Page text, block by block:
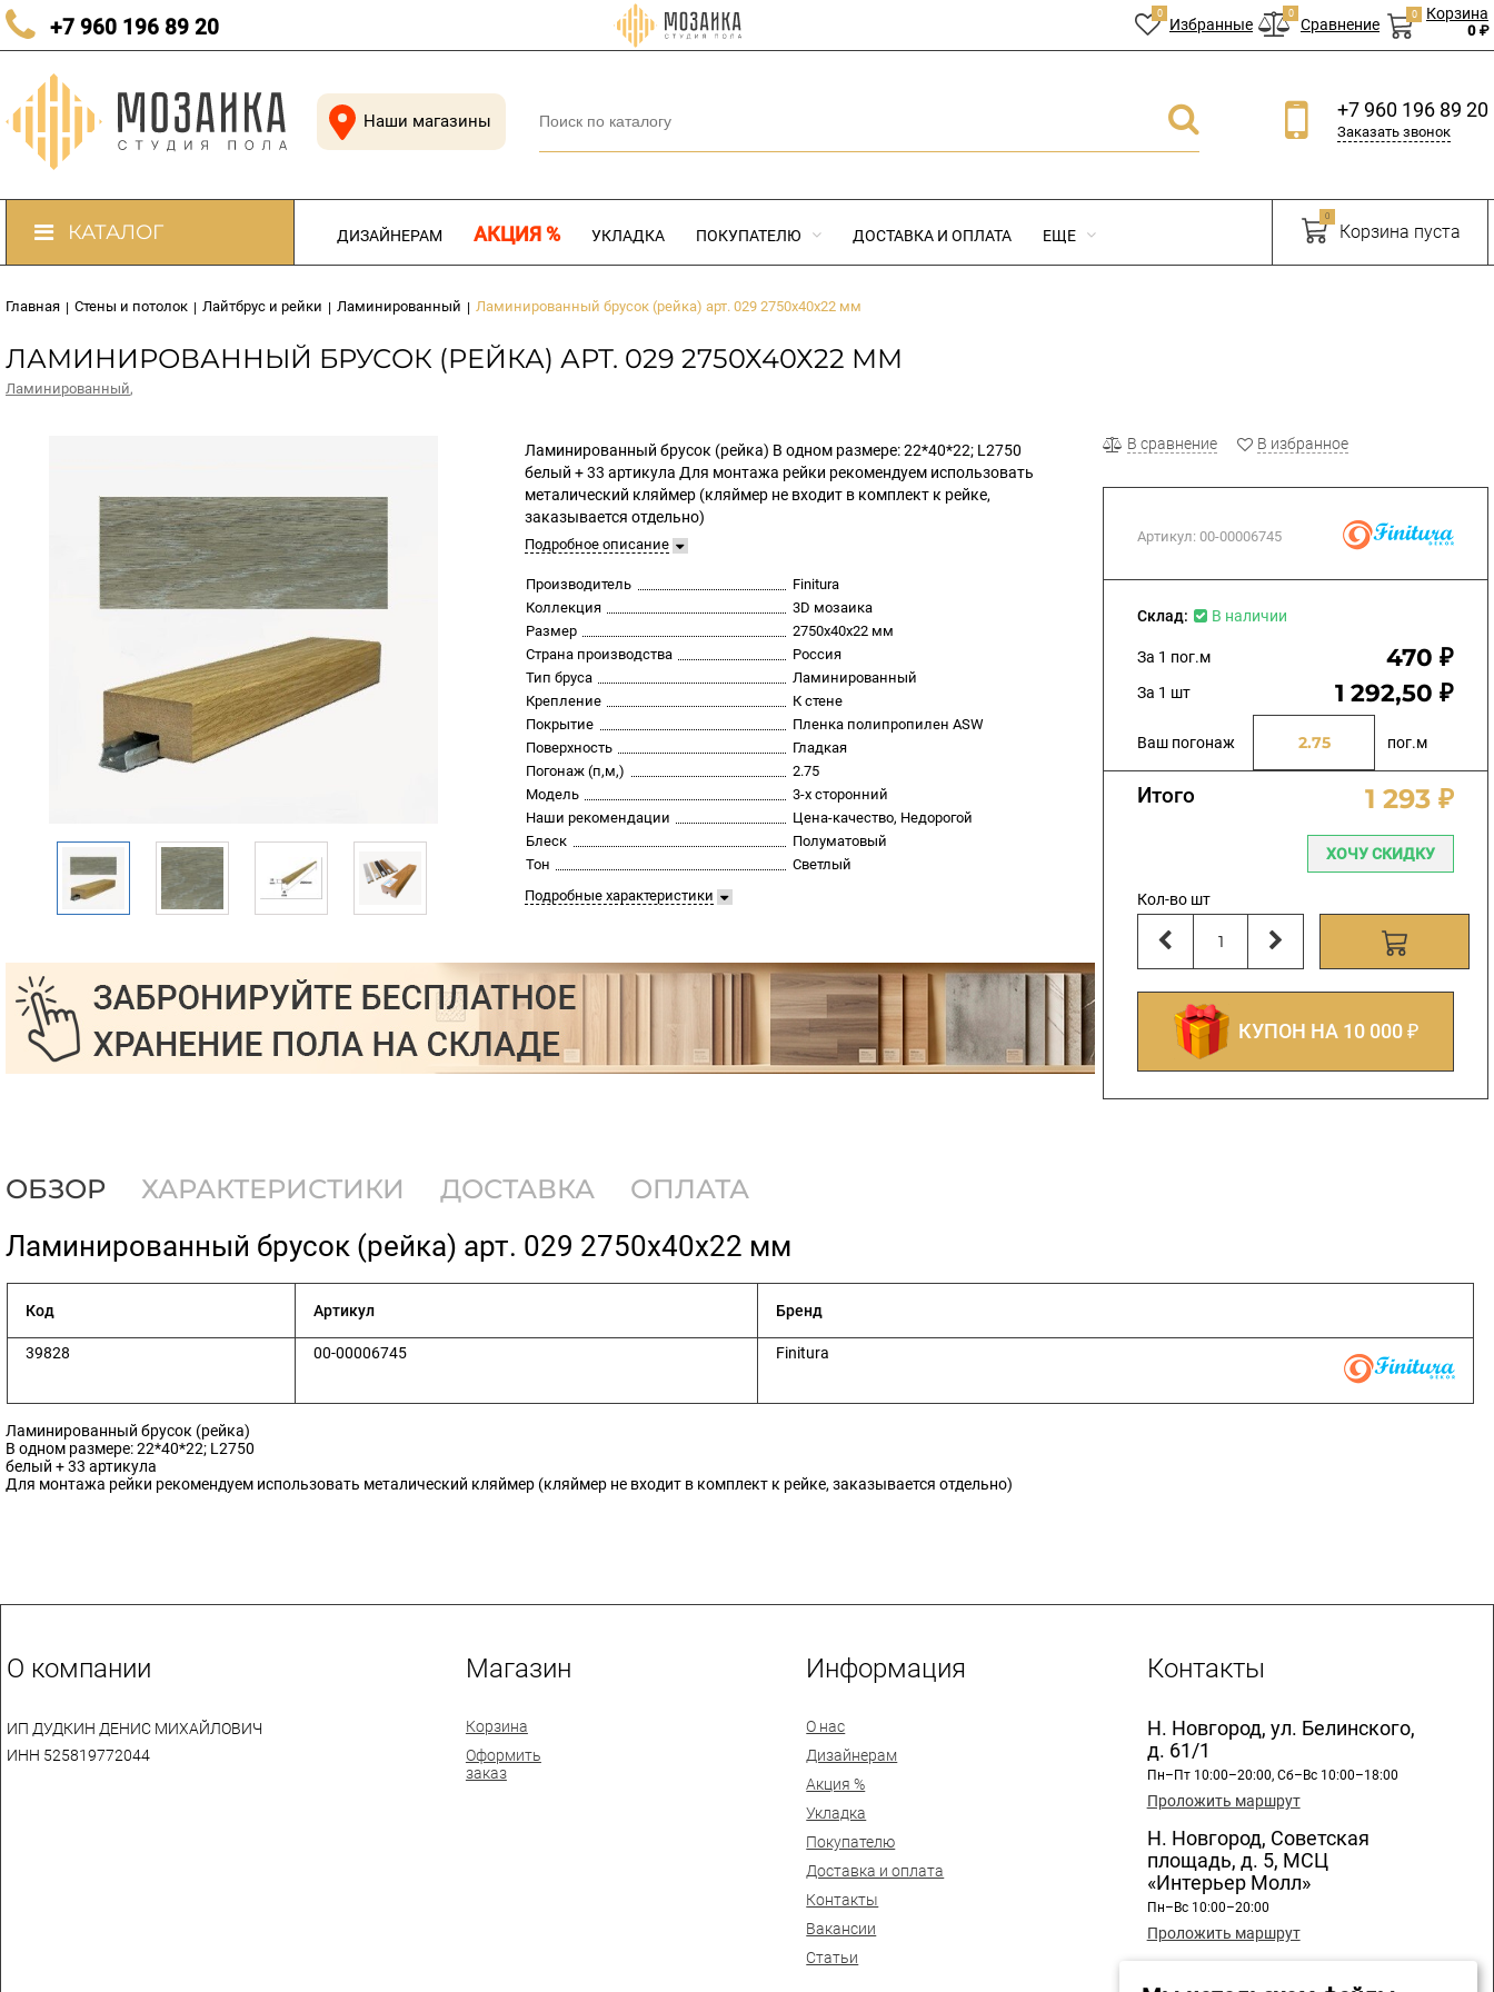
0
Избранные
0
Сравнение
0 Корзина
0 ₽
+7 960 196 89 20
КАЧЕСТВЕННЫЙ ПОЛ В КАЖДЫЙ ДОМ
Наши магазины +7 960 196 89 20
Заказать звонок
КАТАЛОГ Корзина пуста
0
ДИЗАЙНЕРАМ АКЦИЯ % УКЛАДКА ПОКУПАТЕЛЮ ДОСТАВКА И ОПЛАТА ЕЩЕ
Главная | Стены и потолок | Лайтбрус и рейки | Ламинированный | Ламинированный брусок (рейка) арт. 029 2750х40х22 мм
ЛАМИНИРОВАННЫЙ БРУСОК (РЕЙКА) АРТ. 029 2750Х40Х22 ММ
Ламинированный,
В сравнение В избранное
Артикул:00-00006745
Склад: В наличии
За 1 пог.м 470 ₽
За 1 шт 1 292,50 ₽
Ваш погонаж пог.м
Итого 1 293 ₽
ХОЧУ СКИДКУ
Кол-во шт
КУПОН НА 10 000 ₽
Ламинированный брусок (рейка) В одном размере: 22*40*22; L2750
белый + 33 артикула Для монтажа рейки рекомендуем использовать
металический кляймер (кляймер не входит в комплект к рейке,
заказывается отдельно)
Подробное описание
Производитель
Finitura
Коллекция
3D мозаика
Размер
2750х40х22 мм
Страна производства
Россия
Тип бруса
Ламинированный
Крепление
К стене
Покрытие
Пленка полипропилен ASW
Поверхность
Гладкая
Погонаж (п,м,)
2.75
Модель
3-х сторонний
Наши рекомендации
Цена-качество, Недорогой
Блеск
Полуматовый
Тон
Светлый
Подробные характеристики
ОБЗОР ХАРАКТЕРИСТИКИ ДОСТАВКА ОПЛАТА
​Ламинированный брусок (рейка) арт. 029 2750х40х22 мм
Код Артикул Бренд
39828 00-00006745 Finitura
Ламинированный брусок (рейка)
В одном размере: 22*40*22; L2750
белый + 33 артикула
Для монтажа рейки рекомендуем использовать металический кляймер (кляймер не входит в комплект к рейке, заказывается отдельно)
О компании
ИП ДУДКИН ДЕНИС МИХАЙЛОВИЧ
ИНН 525819772044
Магазин
Корзина
Оформить
заказ
Информация
О нас
Дизайнерам
Акция %
Укладка
Покупателю
Доставка и оплата
Контакты
Вакансии
Статьи
Контакты
Н. Новгород, ул. Белинского,
д. 61/1
Пн–Пт 10:00–20:00, Сб–Вс 10:00–18:00
Проложить маршрут
Н. Новгород, Советская
площадь, д. 5, МСЦ
«Интерьер Молл»
Пн–Вс 10:00–20:00
Проложить маршрут